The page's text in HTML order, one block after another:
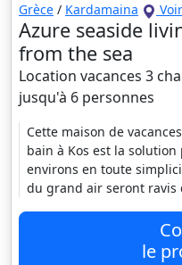
Grèce / Kardamaina
Azure seaside
from the sea
Location vacances 3
jusqu'à 6 personnes
Cette maison de
bain à Kos est la
environs en toute
du grand air seront ravis
le